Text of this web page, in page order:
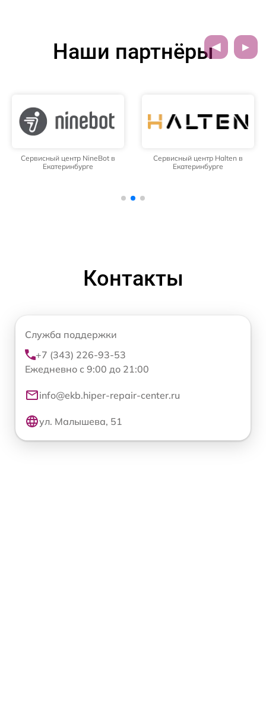
Наши партнёры
Сервисный центр NineBot в
Екатеринбурге
Сервисный центр Halten в
Екатеринбурге
Контакты
Служба поддержки
+7 (343) 226-93-53
Ежедневно с 9:00 до 21:00
info@ekb.hiper-repair-center.ru
ул. Малышева, 51